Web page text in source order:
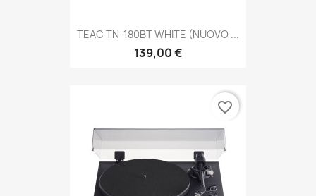
TEAC TN-180BT WHITE (NUOVO,...
139,00 €
favorite_border